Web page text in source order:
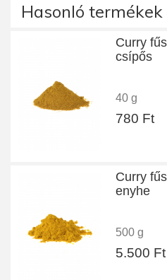
Hasonló termékek
Curry
csípős
40 g
780 Ft
Curry
enyhe
500 g
5.500 Ft